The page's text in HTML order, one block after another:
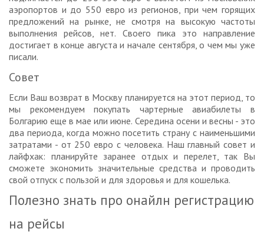
аэропортов и до 550 евро из регионов, при чем горящих
предложений на рынке, не смотря на высокую частоты
выполнения рейсов, нет. Своего пика это направление
достигает в конце августа и начале сентября, о чем мы уже
писали.
Совет
Если Ваш возврат в Москву планируется на этот период, то
мы рекомендуем покупать чартерные авиабилеты в
Болгарию еще в мае или июне. Середина осени и весны - это
два периода, когда можно посетить страну с наименьшими
затратами - от 250 евро с человека. Наш главный совет и
лайфхак: планируйте заранее отдых и перелет, так Вы
сможете экономить значительные средства и проводить
свой отпуск с пользой и для здоровья и для кошелька.
Полезно знать про онайлн регистрацию
на рейсы